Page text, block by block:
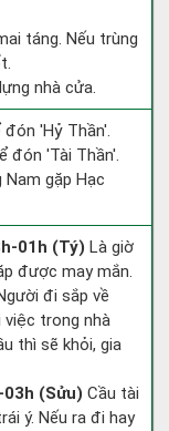
táng. Nếu trùng
nhà cửa.
'Hỷ Thần'.
đón 'Tài Thần'.
gặp Hạc
01h (Tý) Là giờ
được may mắn.
đi sắp về
việc trong nhà
thì sẽ khỏi, gia
(Sửu) Cầu tài
ý. Nếu ra đi hay